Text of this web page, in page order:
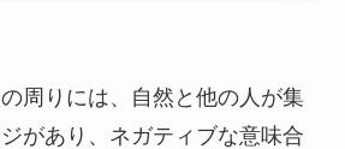
周りには、自然と他の人が集
があり、ネガティブな意味合